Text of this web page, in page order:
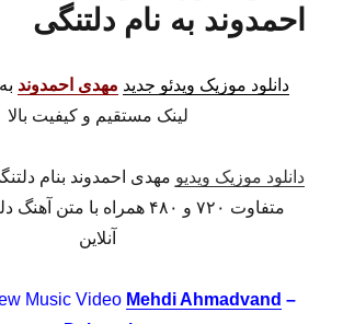
احمدوند به نام دلتنگی
دانلود موزیک ویدئو جدید مهدی احمدوند
لینک مستقیم و کیفیت بالا
دانلود موزیک ویدیو مهدی احمدوند بنام
متفاوت ۷۲۰ و ۴۸۰ همراه با
آنلاین
Music Video Mehdi Ahmadvand –